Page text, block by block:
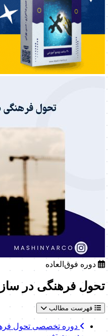
دوره فوق‌العاده
تحول فرهنگی در
فهرست مطالب
دوره تخصصی تحول